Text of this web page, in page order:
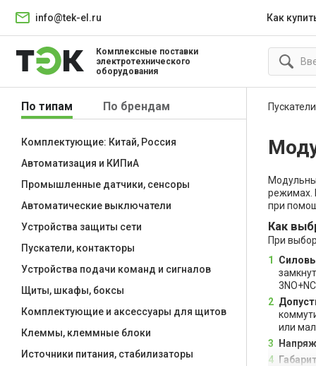
info@tek-el.ru Как
Комплексные поставки
электротехнического
оборудования
режимах.
при
Как
При
или
По типам По брендам
Комплектующие: Китай, Россия
Автоматизация и КИПиА
Промышленные датчики, сенсоры
Автоматические выключатели
Устройства защиты сети
Пускатели, контакторы
Устройства подачи команд и сигналов
Щиты, шкафы, боксы
Комплектующие и аксессуары для щитов
Клеммы, клеммные блоки
Источники питания, стабилизаторы